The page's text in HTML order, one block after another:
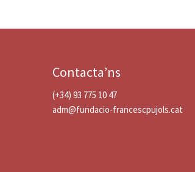
Contacta’ns
(+34) 93 775 10 47
adm@fundacio-francescpujols.cat